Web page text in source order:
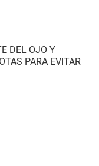
DEL OJO Y
PARA EVITAR